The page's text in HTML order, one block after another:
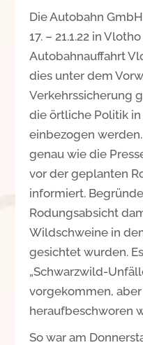
Die Autobahn
17. – 21.1.22 in
Autobahnauffahrt
dies unter dem
Verkehrssicherung
die örtliche Politik
einbezogen
genau wie die
vor der geplanten
informiert.
Rodungsabsicht
Wildschweine in
gesichtet wurden.
„Schwarzwild-
vorgekommen,
heraufbeschworen
So war am